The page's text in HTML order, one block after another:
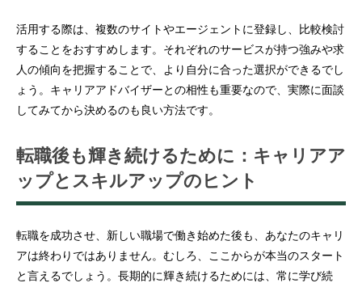
活用する際は、複数のサイトやエージェントに登録し、比較検討
することをおすすめします。それぞれのサービスが持つ強みや求
人の傾向を把握することで、より自分に合った選択ができるでし
ょう。キャリアアドバイザーとの相性も重要なので、実際に面談
してみてから決めるのも良い方法です。
転職後も輝き続けるために：キャリアア
ップとスキルアップのヒント
転職を成功させ、新しい職場で働き始めた後も、あなたのキャリ
アは終わりではありません。むしろ、ここからが本当のスタート
と言えるでしょう。長期的に輝き続けるためには、常に学び続